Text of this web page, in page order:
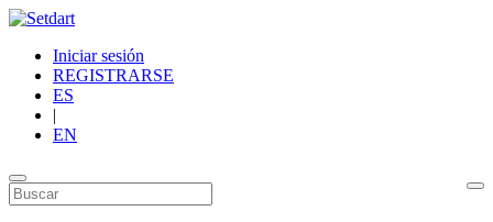
Iniciar sesión
REGISTRARSE
ES
|
EN